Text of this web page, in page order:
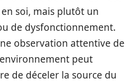
soi, mais plutôt un
de dysfonctionnement.
observation attentive de
peut
de déceler la source du